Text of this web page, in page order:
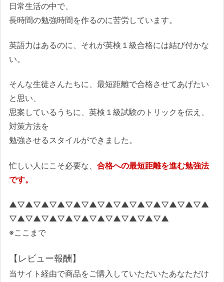
日常生活の中で、
長時間の勉強時間を作るのに苦労しています。
英語力はあるのに、それが英検１級合格には結び付かな
い。
そんな生徒さんたちに、最短距離で合格させてあげたい
と思い、
思案しているうちに、英検１級試験のトリックを伝え、
対策方法を
勉強させるスタイルができました。
忙しい人にこそ必要な、合格への最短距離を進む勉強法
です。
▲▽▲▽▲▽▲▽▲▽▲▽▲▽▲▽▲▽▲▽▲▽▲▽▲
▽▲▽▲▽▲▽▲▽▲▽▲▽▲▽▲▽▲▽▲
※ここまで
【レビュー報酬】
当サイト経由で商品をご購入していただいたあなただけ